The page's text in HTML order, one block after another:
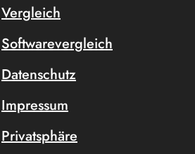
Vergleich
Softwarevergleich
Datenschutz
Impressum
Privatsphäre